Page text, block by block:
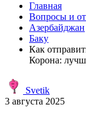
Главная
Вопросы и
Азербайджан
Баку
Как
Корона:
Svetik
3 августа 2025